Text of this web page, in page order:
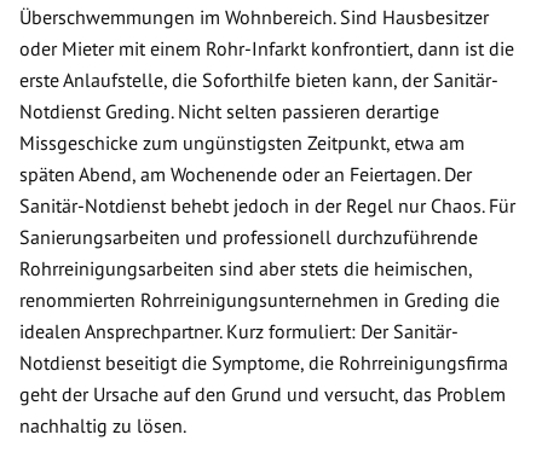
Überschwemmungen im Wohnbereich. Sind Hausbesitzer
oder Mieter mit einem Rohr-Infarkt konfrontiert, dann ist die
erste Anlaufstelle, die Soforthilfe bieten kann, der Sanitär-
Notdienst Greding. Nicht selten passieren derartige
Missgeschicke zum ungünstigsten Zeitpunkt, etwa am
späten Abend, am Wochenende oder an Feiertagen. Der
Sanitär-Notdienst behebt jedoch in der Regel nur Chaos. Für
Sanierungsarbeiten und professionell durchzuführende
Rohrreinigungsarbeiten sind aber stets die heimischen,
renommierten Rohrreinigungsunternehmen in Greding die
idealen Ansprechpartner. Kurz formuliert: Der Sanitär-
Notdienst beseitigt die Symptome, die Rohrreinigungsfirma
geht der Ursache auf den Grund und versucht, das Problem
nachhaltig zu lösen.